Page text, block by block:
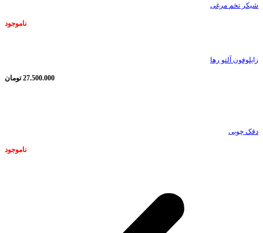
شیکر تخم مرغی
ناموجود
زایلوفون آلتو رها
27.500.000 تومان
دقک چوبی
ناموجود